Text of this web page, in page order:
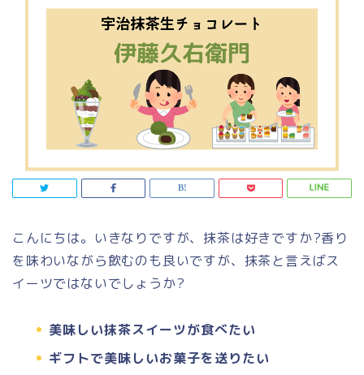
こんにちは。いきなりですが、抹茶は好きですか?香り
を味わいながら飲むのも良いですが、抹茶と言えばス
イーツではないでしょうか?
美味しい抹茶スイーツが食べたい
ギフトで美味しいお菓子を送りたい